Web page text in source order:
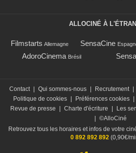
ALLOCINÉ À
Filmstarts Allemagne SensaCine
AdoroCinema Brésil
Contact Qui sommes-nous Recrutement
Politique de cookies
Préférences cookies
Revue de presse
Charte d'écriture Les
©AlloCiné
Retrouvez tous les horaires et infos de votre
0 892 892 892(0,90€/